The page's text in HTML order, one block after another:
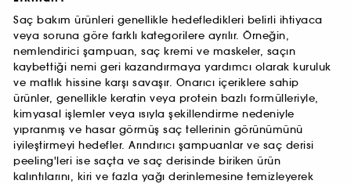
Saç bakım ürünleri genellikle hedefledikleri belirli ihtiyaca
veya soruna göre farklı kategorilere ayrılır. Örneğin,
nemlendirici şampuan, saç kremi ve maskeler, saçın
kaybettiği nemi geri kazandırmaya yardımcı olarak kuruluk
ve matlık hissine karşı savaşır. Onarıcı içeriklere sahip
ürünler, genellikle keratin veya protein bazlı formülleriyle,
kimyasal işlemler veya ısıyla şekillendirme nedeniyle
yıpranmış ve hasar görmüş saç tellerinin görünümünü
iyileştirmeyi hedefler. Arındırıcı şampuanlar ve saç derisi
peeling'leri ise saçta ve saç derisinde biriken ürün
kalıntılarını, kiri ve fazla yağı derinlemesine temizleyerek